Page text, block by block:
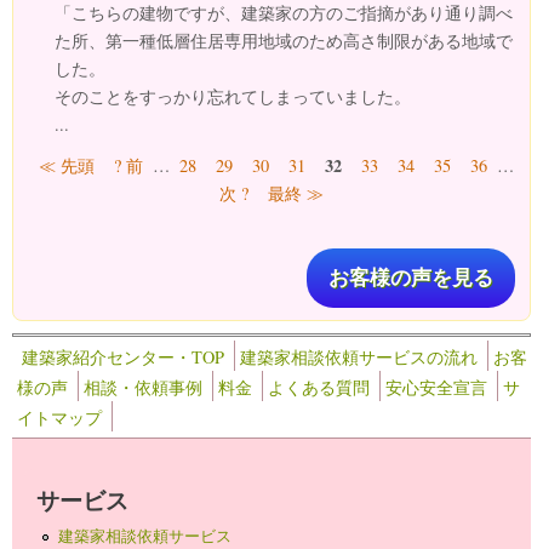
「こちらの建物ですが、建築家の方のご指摘があり通り調べ
た所、第一種低層住居専用地域のため高さ制限がある地域で
した。
そのことをすっかり忘れてしまっていました。
...
ページ
≪ 先頭 ? 前 … 28 29 30 31 32 33 34 35 36 …
次 ?
最終 ≫
お客様の声を見る
建築家紹介センター・TOP 建築家相談依頼サービスの流れ
お客
様の声
相談・依頼事例 料金 よくある質問 安心安全宣言
サ
イトマップ
サービス
建築家相談依頼サービス